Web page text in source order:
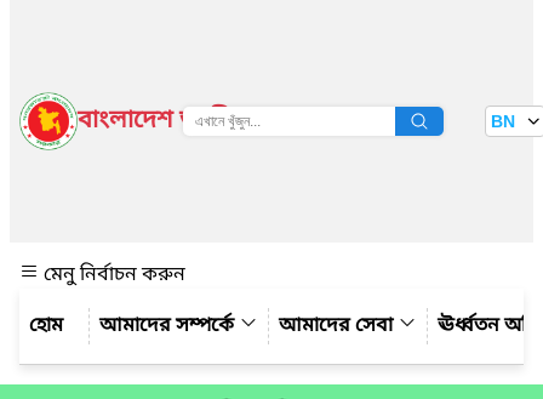
বাংলাদেশ জাতীয় তথ্য বাতায়ন BN
মেনু নির্বাচন করুন
আমাদের সম্পর্কে
আমাদের সেবা ঊর্ধ্বতন